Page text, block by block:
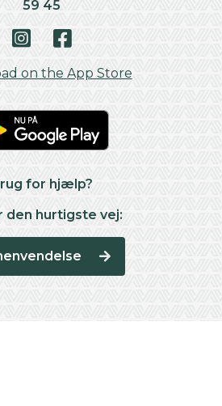
59 45
for hjælp?
den hurtigste vej: